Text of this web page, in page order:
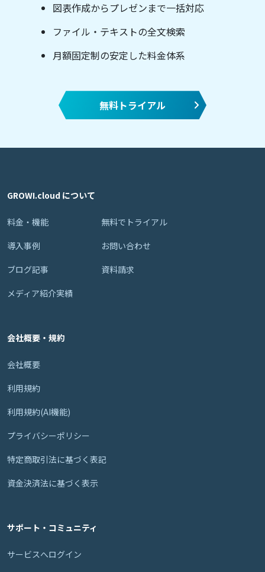
図表作成からプレゼンまで一括対応
ファイル・テキストの全文検索
月額固定制の安定した料金体系
無料トライアル
GROWI.cloud について
料金・機能
導入事例
ブログ記事
メディア紹介実績
無料でトライアル
お問い合わせ
資料請求
会社概要・規約
会社概要
利用規約
利用規約(AI機能)
プライバシーポリシー
特定商取引法に基づく表記
資金決済法に基づく表示
サポート・コミュニティ
サービスへログイン